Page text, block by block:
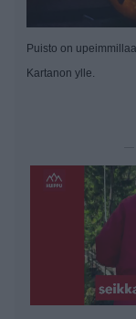
Puisto on
Kartanon ylle.